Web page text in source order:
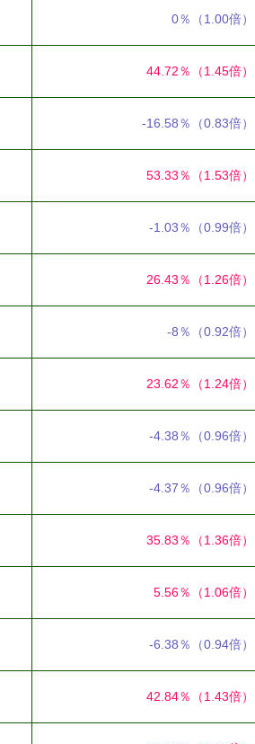
0％ （1.00倍）
44.72％ （1.45倍）
-16.58％ （0.83倍）
53.33％ （1.53倍）
-1.03％ （0.99倍）
26.43％ （1.26倍）
-8％ （0.92倍）
23.62％ （1.24倍）
-4.38％ （0.96倍）
-4.37％ （0.96倍）
35.83％ （1.36倍）
5.56％ （1.06倍）
-6.38％ （0.94倍）
42.84％ （1.43倍）